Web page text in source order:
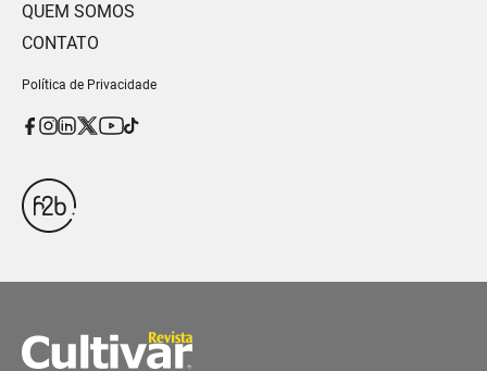
QUEM SOMOS
CONTATO
Política de Privacidade